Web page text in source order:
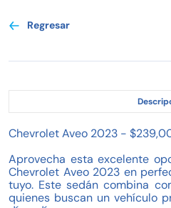
Regresar
Chevrolet Aveo 2023 -
Aprovecha esta excelente
Chevrolet Aveo 2023 en
tuyo. Este sedán combina
quienes buscan un vehículo